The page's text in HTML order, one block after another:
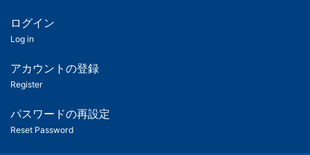
ツ
匿
名
ユ
ー
ログイン
Log in
アカウントの登録
Register
パスワードの再設定
Reset Password